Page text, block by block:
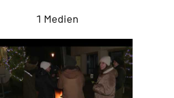
1 Medien